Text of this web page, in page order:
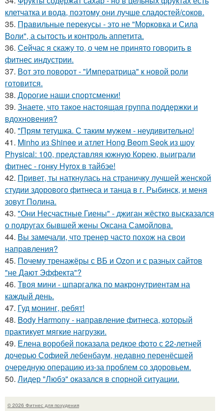
клетчатка и вода, поэтому они лучше сладостей/соков.
35. Правильные перекусы - это не "Морковка и Сила
Воли", а сытость и контроль аппетита.
36. Сейчас я скажу то, о чем не принято говорить в
фитнес индустрии.
37. Вот это поворот - "Императрица" к новой роли
готовится.
38. Дорогие наши спортсменки!
39. Знаете, что такое настоящая группа поддержки и
вдохновения?
40. "Прям тетушка. С таким мужем - неудивительно!
41. Minho из Shinee и атлет Hong Beom Seok из шоу
Physical: 100, представляя южную Корею, выиграли
фитнес - гонку Hyrox в тайбэе!
42. Привет, ты наткнулась на страничку лучшей женской
студии здорового фитнеса и танца в г. Рыбинск, и меня
зовут Полина.
43. "Они Несчастные Гиены" - джиган жёстко высказался
о подругах бывшей жены Оксана Самойлова.
44. Вы замечали, что тренер часто похож на свои
направления?
45. Почему тренажёры с ВБ и Ozon и с разных сайтов
"не Дают Эффекта"?
46. Твоя мини - шпаргалка по макронутриентам на
каждый день.
47. Гуд монинг, ребят!
48. Body Harmony - направление фитнеса, который
практикует мягкие нагрузки.
49. Елена воробей показала редкое фото с 22-летней
дочерью Софией лебенбаум, недавно перенёсшей
очередную операцию из-за проблем со здоровьем.
50. Лидер "Любэ" оказался в спорной ситуации.
© 2026 Фитнес для похудения